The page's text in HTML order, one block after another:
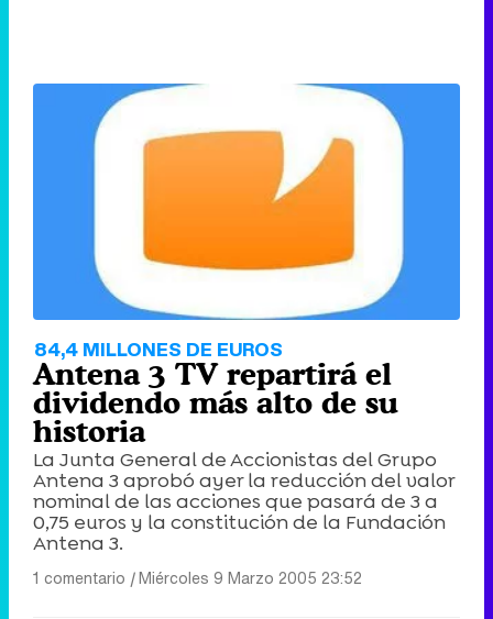
84,4 MILLONES DE EUROS
Antena 3 TV repartirá el
dividendo más alto de su
historia
La Junta General de Accionistas del Grupo
Antena 3 aprobó ayer la reducción del valor
nominal de las acciones que pasará de 3 a
0,75 euros y la constitución de la Fundación
Antena 3.
1 comentario |Miércoles 9 Marzo 2005 23:52